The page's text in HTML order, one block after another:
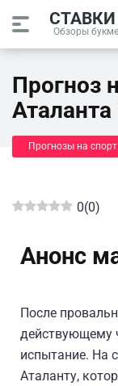
СТАВКИ
Обзоры
Прогноз
Прогнозы на спорт
0(0)
Анонс
После
действующему
испытание. На
Аталанту,